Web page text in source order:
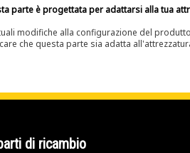
parte è progettata per adattarsi alla tua
modifiche alla configurazione del
che questa parte sia adatta
di ricambio